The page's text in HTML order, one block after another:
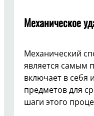
Механическое
Механический
является самым
включает в себя
предметов для
шаги этого